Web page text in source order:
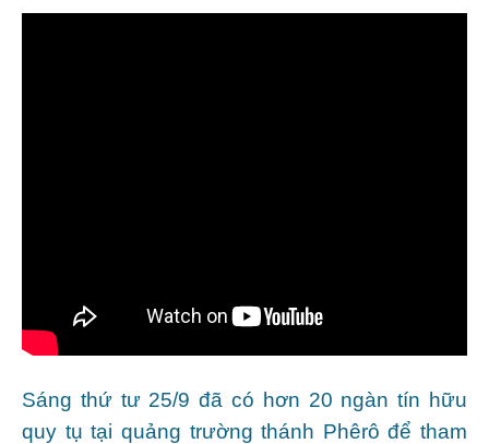
Sáng thứ tư 25/9 đã có hơn 20 ngàn tín hữu
quy tụ tại quảng trường thánh Phêrô để tham